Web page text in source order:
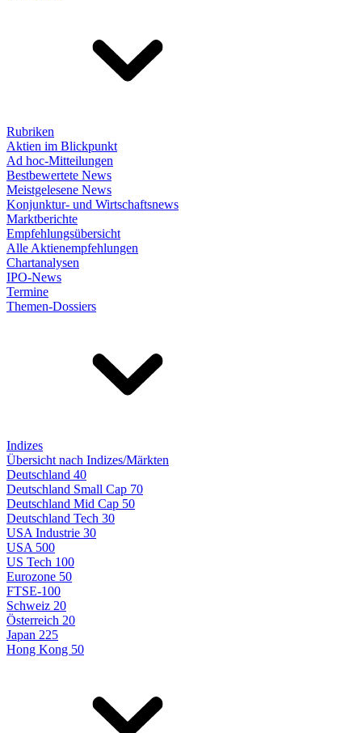
Rubriken
Aktien im Blickpunkt
Ad hoc-Mitteilungen
Bestbewertete News
Meistgelesene News
Konjunktur- und Wirtschaftsnews
Marktberichte
Empfehlungsübersicht
Alle Aktienempfehlungen
Chartanalysen
IPO-News
Termine
Themen-Dossiers
Indizes
Übersicht nach Indizes/Märkten
Deutschland 40
Deutschland Small Cap 70
Deutschland Mid Cap 50
Deutschland Tech 30
USA Industrie 30
USA 500
US Tech 100
Eurozone 50
FTSE-100
Schweiz 20
Österreich 20
Japan 225
Hong Kong 50